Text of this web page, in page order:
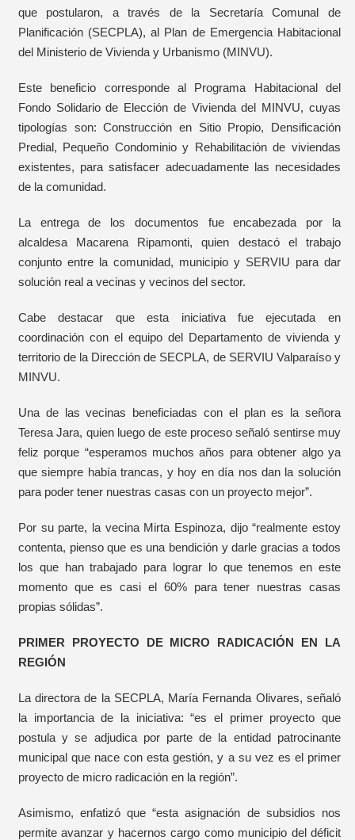
que postularon, a través de la Secretaría Comunal de
Planificación (SECPLA), al Plan de Emergencia Habitacional
del Ministerio de Vivienda y Urbanismo (MINVU).
Este beneficio corresponde al Programa Habitacional del
Fondo Solidario de Elección de Vivienda del MINVU, cuyas
tipologías son: Construcción en Sitio Propio, Densificación
Predial, Pequeño Condominio y Rehabilitación de viviendas
existentes, para satisfacer adecuadamente las necesidades
de la comunidad.
La entrega de los documentos fue encabezada por la
alcaldesa Macarena Ripamonti, quien destacó el trabajo
conjunto entre la comunidad, municipio y SERVIU para dar
solución real a vecinas y vecinos del sector.
Cabe destacar que esta iniciativa fue ejecutada en
coordinación con el equipo del Departamento de vivienda y
territorio de la Dirección de SECPLA, de SERVIU Valparaíso y
MINVU.
Una de las vecinas beneficiadas con el plan es la señora
Teresa Jara, quien luego de este proceso señaló sentirse muy
feliz porque “esperamos muchos años para obtener algo ya
que siempre había trancas, y hoy en día nos dan la solución
para poder tener nuestras casas con un proyecto mejor”.
Por su parte, la vecina Mirta Espinoza, dijo “realmente estoy
contenta, pienso que es una bendición y darle gracias a todos
los que han trabajado para lograr lo que tenemos en este
momento que es casi el 60% para tener nuestras casas
propias sólidas”.
PRIMER PROYECTO DE MICRO RADICACIÓN EN LA
REGIÓN
La directora de la SECPLA, María Fernanda Olivares, señaló
la importancia de la iniciativa: “es el primer proyecto que
postula y se adjudica por parte de la entidad patrocinante
municipal que nace con esta gestión, y a su vez es el primer
proyecto de micro radicación en la región”.
Asimismo, enfatizó que “esta asignación de subsidios nos
permite avanzar y hacernos cargo como municipio del déficit